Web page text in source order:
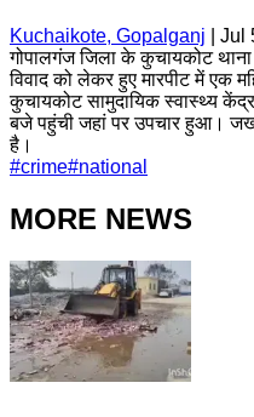
Kuchaikote, Gopalganj
Jul
गोपालगंज जिला के कुचायकोट
विवाद को लेकर हुए मारपीट में एक
कुचायकोट सामुदायिक स्वास्थ्य
बजे पहुंची जहां पर उपचार हुआ।
है।
#crime#national
MORE NEWS